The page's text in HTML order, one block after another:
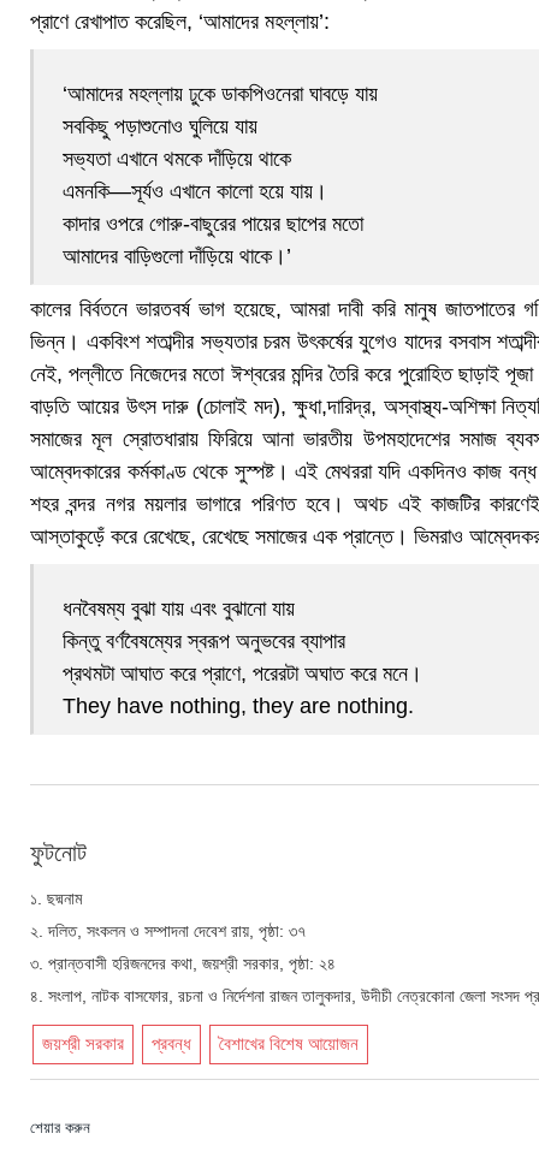
প্রাণে রেখাপাত করেছিল, ‘আমাদের মহল্লায়’:
‘আমাদের মহল্লায় ঢুকে ডাকপিওনেরা ঘাবড়ে যায়
সবকিছু পড়াশুনোও ঘুলিয়ে যায়
সভ্যতা এখানে থমকে দাঁড়িয়ে থাকে
এমনকি—সূর্যও এখানে কালো হয়ে যায়।
কাদার ওপরে গোরু-বাছুরের পায়ের ছাপের মতো
আমাদের বাড়িগুলো দাঁড়িয়ে থাকে।’
কালের বির্বতনে ভারতবর্ষ ভাগ হয়েছে, আমরা দাবী করি মানুষ
ভিন্ন। একবিংশ শতাব্দীর সভ্যতার চরম উৎকর্ষের যুগেও যাদের বসবাস
নেই, পল্লীতে নিজেদের মতো ঈশ্বরের মন্দির তৈরি করে পুরোহিত ছাড়াই
বাড়তি আয়ের উৎস দারু (চোলাই মদ), ক্ষুধা,দারিদ্র, অস্বাস্থ্য-অশিক্ষা
সমাজের মূল স্রোতধারায় ফিরিয়ে আনা ভারতীয় উপমহাদেশের সমাজ
আম্বেদকারের কর্মকাণ্ড থেকে সুস্পষ্ট। এই মেথররা যদি একদিনও কাজ বন্ধ
শহর বন্দর নগর ময়লার ভাগারে পরিণত হবে। অথচ এই কাজটির
আস্তাকুড়েঁ করে রেখেছে, রেখেছে সমাজের এক প্রান্তে। ভিমরাও
ধনবৈষম্য বুঝা যায় এবং বুঝানো যায়
কিন্তু বর্ণবৈষম্যের স্বরূপ অনুভবের ব্যাপার
প্রথমটা আঘাত করে প্রাণে, পরেরটা অঘাত করে মনে।
They have nothing, they are nothing.
ফুটনোট
১. ছদ্মনাম
২. দলিত, সংকলন ও সম্পাদনা দেবেশ রায়, পৃষ্ঠা: ৩৭
৩. প্রান্তবাসী হরিজনদের কথা, জয়শ্রী সরকার, পৃষ্ঠা: ২৪
৪. সংলাপ, নাটক বাসফোর, রচনা ও নির্দেশনা রাজন তালুকদার, উদীচী নেত্রকোনা জেলা সংসদ
জয়শ্রী সরকার প্রবন্ধ বৈশাখের বিশেষ আয়োজন
শেয়ার করুন